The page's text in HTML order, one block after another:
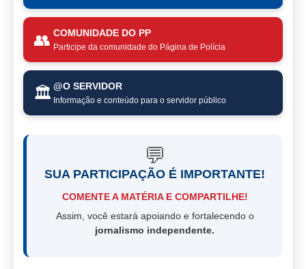
👥 COMUNIDADE DO PP
Participe da comunidade do Página de Polícia
🏛️ @O SERVIDOR
Informação e conteúdo para o servidor público
💬
SUA PARTICIPAÇÃO É IMPORTANTE!
COMENTE A MATÉRIA E COMPARTILHE!
Assim, você estará apoiando e fortalecendo o
jornalismo independente.